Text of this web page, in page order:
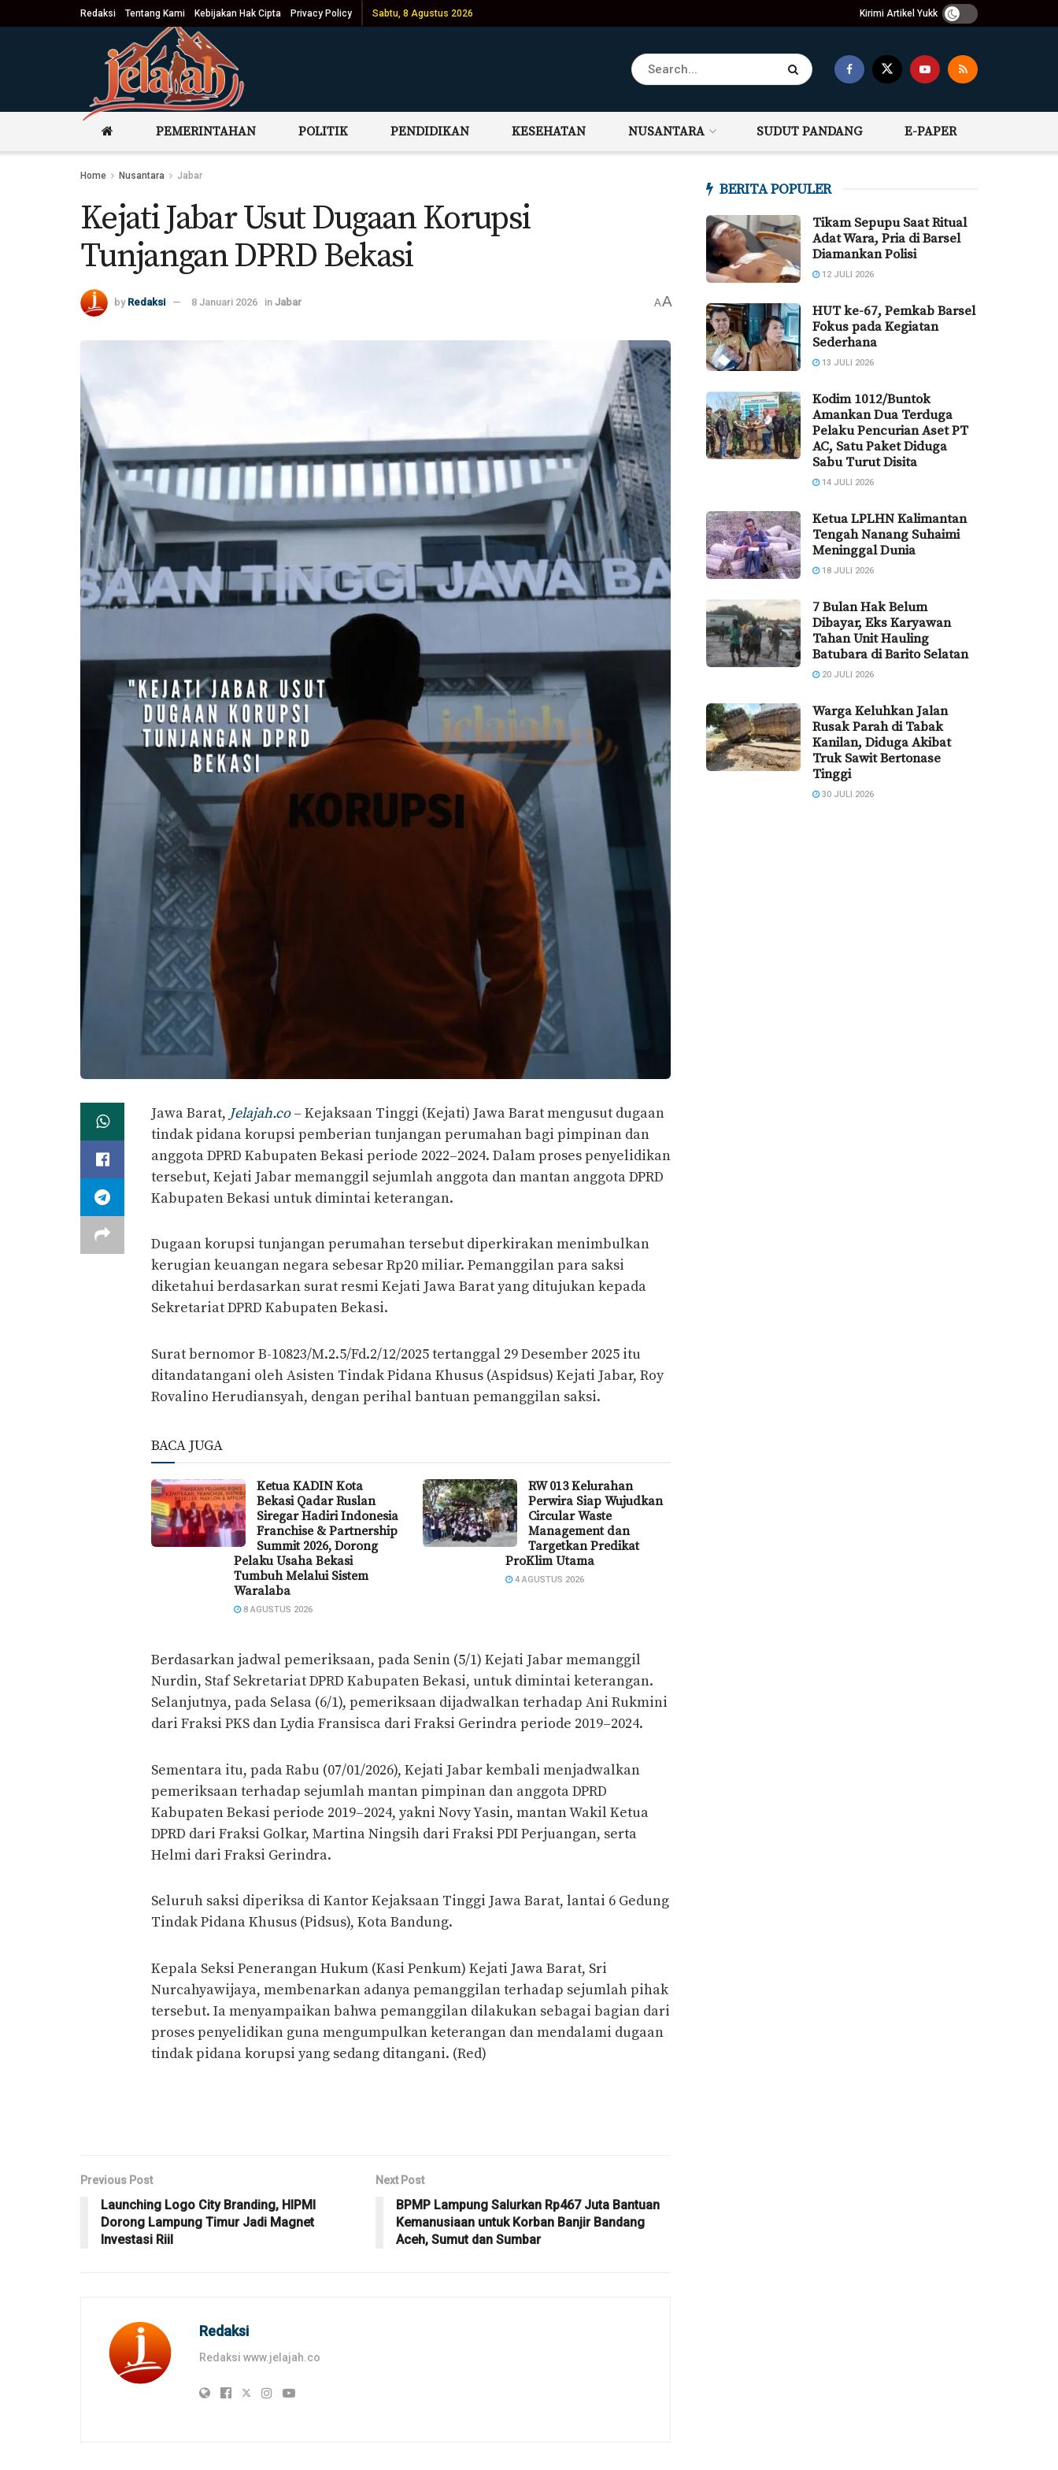
Redaksi Tentang Kami Kebijakan Hak Cipta Privacy Policy Sabtu, 8 Agustus 2026 Kirimi Artikel Yukk
PEMERINTAHAN POLITIK PENDIDIKAN KESEHATAN NUSANTARA SUDUT PANDANG E-PAPER
Home Nusantara Jabar
Kejati Jabar Usut Dugaan Korupsi
Tunjangan DPRD Bekasi
by Redaksi 8 Januari 2026 in Jabar AA
Jawa Barat, Jelajah.co– Kejaksaan Tinggi (Kejati) Jawa Barat mengusut dugaan
tindak pidana korupsi pemberian tunjangan perumahan bagi pimpinan dan
anggota DPRD Kabupaten Bekasi periode 2022–2024. Dalam proses penyelidikan
tersebut, Kejati Jabar memanggil sejumlah anggota dan mantan anggota DPRD
Kabupaten Bekasi untuk dimintai keterangan.
Dugaan korupsi tunjangan perumahan tersebut diperkirakan menimbulkan
kerugian keuangan negara sebesar Rp20 miliar. Pemanggilan para saksi
diketahui berdasarkan surat resmi Kejati Jawa Barat yang ditujukan kepada
Sekretariat DPRD Kabupaten Bekasi.
Surat bernomor B-10823/M.2.5/Fd.2/12/2025 tertanggal 29 Desember 2025 itu
ditandatangani oleh Asisten Tindak Pidana Khusus (Aspidsus) Kejati Jabar, Roy
Rovalino Herudiansyah, dengan perihal bantuan pemanggilan saksi.
BACA JUGA
Ketua KADIN Kota
Bekasi Qadar Ruslan
Siregar Hadiri Indonesia
Franchise & Partnership
Summit 2026, Dorong
Pelaku Usaha Bekasi
Tumbuh Melalui Sistem
Waralaba
8 AGUSTUS 2026
RW 013 Kelurahan
Perwira Siap Wujudkan
Circular Waste
Management dan
Targetkan Predikat
ProKlim Utama
4 AGUSTUS 2026
Berdasarkan jadwal pemeriksaan, pada Senin (5/1) Kejati Jabar memanggil
Nurdin, Staf Sekretariat DPRD Kabupaten Bekasi, untuk dimintai keterangan.
Selanjutnya, pada Selasa (6/1), pemeriksaan dijadwalkan terhadap Ani Rukmini
dari Fraksi PKS dan Lydia Fransisca dari Fraksi Gerindra periode 2019–2024.
Sementara itu, pada Rabu (07/01/2026), Kejati Jabar kembali menjadwalkan
pemeriksaan terhadap sejumlah mantan pimpinan dan anggota DPRD
Kabupaten Bekasi periode 2019–2024, yakni Novy Yasin, mantan Wakil Ketua
DPRD dari Fraksi Golkar, Martina Ningsih dari Fraksi PDI Perjuangan, serta
Helmi dari Fraksi Gerindra.
Seluruh saksi diperiksa di Kantor Kejaksaan Tinggi Jawa Barat, lantai 6 Gedung
Tindak Pidana Khusus (Pidsus), Kota Bandung.
Kepala Seksi Penerangan Hukum (Kasi Penkum) Kejati Jawa Barat, Sri
Nurcahyawijaya, membenarkan adanya pemanggilan terhadap sejumlah pihak
tersebut. Ia menyampaikan bahwa pemanggilan dilakukan sebagai bagian dari
proses penyelidikan guna mengumpulkan keterangan dan mendalami dugaan
tindak pidana korupsi yang sedang ditangani. (Red)
Previous Post
Launching Logo City Branding, HIPMI
Dorong Lampung Timur Jadi Magnet
Investasi Riil
Next Post
BPMP Lampung Salurkan Rp467 Juta Bantuan
Kemanusiaan untuk Korban Banjir Bandang
Aceh, Sumut dan Sumbar
Redaksi
Redaksi www.jelajah.co
BERITA POPULER
Tikam Sepupu Saat Ritual
Adat Wara, Pria di Barsel
Diamankan Polisi
12 JULI 2026
HUT ke-67, Pemkab Barsel
Fokus pada Kegiatan
Sederhana
13 JULI 2026
Kodim 1012/Buntok
Amankan Dua Terduga
Pelaku Pencurian Aset PT
AC, Satu Paket Diduga
Sabu Turut Disita
14 JULI 2026
Ketua LPLHN Kalimantan
Tengah Nanang Suhaimi
Meninggal Dunia
18 JULI 2026
7 Bulan Hak Belum
Dibayar, Eks Karyawan
Tahan Unit Hauling
Batubara di Barito Selatan
20 JULI 2026
Warga Keluhkan Jalan
Rusak Parah di Tabak
Kanilan, Diduga Akibat
Truk Sawit Bertonase
Tinggi
30 JULI 2026